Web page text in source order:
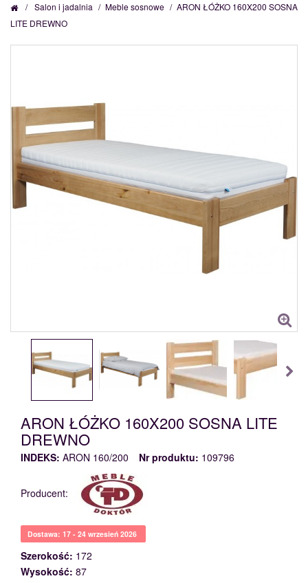
/ Salon i jadalnia / Meble sosnowe / ARON ŁÓŻKO 160X200 SOSNA
LITE DREWNO
ARON ŁÓŻKO 160X200 SOSNA LITE
DREWNO
INDEKS: ARON 160/200 Nr produktu: 109796
Producent:
Dostawa: 17 - 24 wrzesień 2026
Szerokość: 172
Wysokość: 87